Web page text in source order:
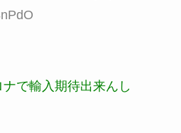
で輸入期待出来んし